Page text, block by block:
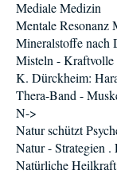
Mediale Medizin
Mentale Resonanz
Mineralstoffe nach
Misteln - Kraftvolle
K. Dürckheim:
Thera-Band -
N->
Natur schützt
Natur - Strategien .
Natürliche